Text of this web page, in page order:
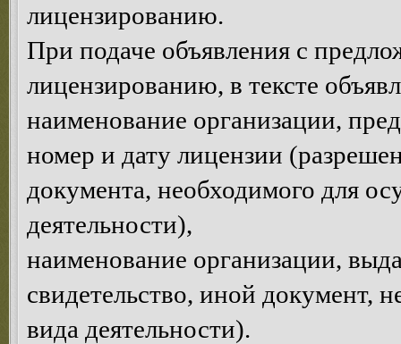
лицензированию.
При подаче объявления с
лицензированию, в тексте
наименование организации,
номер и дату лицензии
документа, необходимого для
деятельности),
наименование организации,
свидетельство, иной документ,
вида деятельности).